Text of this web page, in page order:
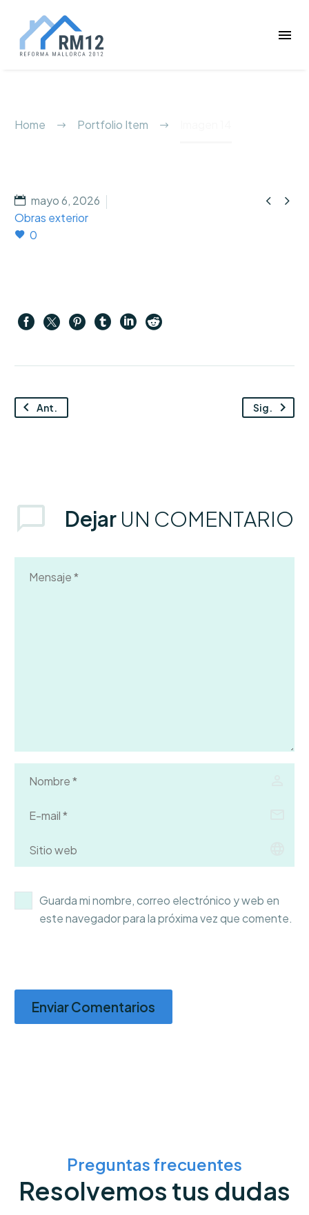
Home Portfolio Item
 
mayo 6, 2026
Obras exterior
0
Ant. Sig.
Dejar UN COMENTARIO
Guarda mi nombre, correo electrónico y web en
este navegador para la próxima vez que comente.
Enviar Comentarios
Preguntas frecuentes
Resolvemos tus dudas